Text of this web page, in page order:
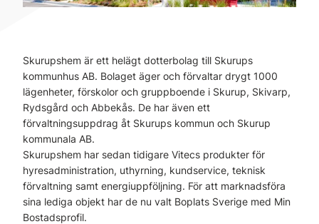
Skurupshem är ett helägt dotterbolag till Skurups
kommunhus AB. Bolaget äger och förvaltar drygt 1000
lägenheter, förskolor och gruppboende i Skurup, Skivarp,
Rydsgård och Abbekås. De har även ett
förvaltningsuppdrag åt Skurups kommun och Skurup
kommunala AB.
Skurupshem har sedan tidigare Vitecs produkter för
hyresadministration, uthyrning, kundservice, teknisk
förvaltning samt energiuppföljning. För att marknadsföra
sina lediga objekt har de nu valt Boplats Sverige med Min
Bostadsprofil.